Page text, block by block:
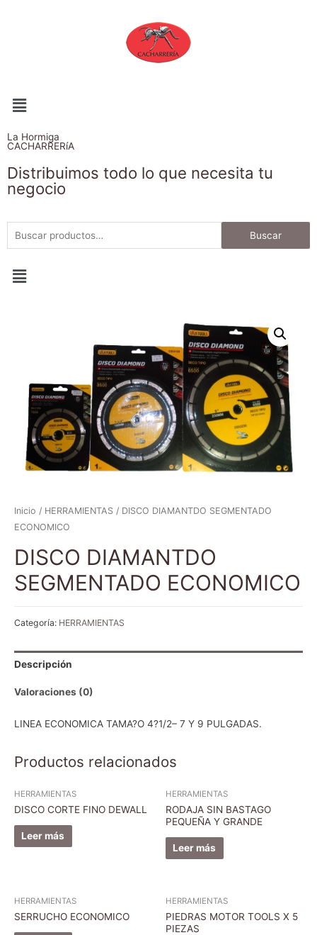
La Hormiga
CACHARRERíA
Distribuimos todo lo que necesita tu
negocio
Buscar
Inicio / HERRAMIENTAS / DISCO DIAMANTDO SEGMENTADO
ECONOMICO
DISCO DIAMANTDO
SEGMENTADO ECONOMICO
Categoría: HERRAMIENTAS
Descripción
Valoraciones (0)
LINEA ECONOMICA TAMA?O 4?1/2– 7 Y 9 PULGADAS.
Productos relacionados
HERRAMIENTAS
DISCO CORTE FINO DEWALL
Leer más
HERRAMIENTAS
RODAJA SIN BASTAGO
PEQUEÑA Y GRANDE
Leer más
HERRAMIENTAS
SERRUCHO ECONOMICO
HERRAMIENTAS
PIEDRAS MOTOR TOOLS X 5
PIEZAS